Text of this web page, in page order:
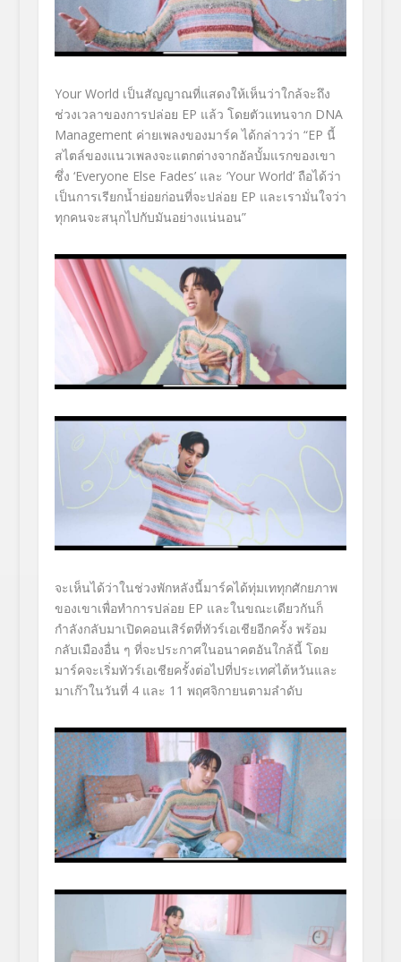
Your World เป็นสัญญาณที่แสดงให้เห็นว่าใกล้จะถึง
ช่วงเวลาของการปล่อย EP แล้ว โดยตัวแทนจาก DNA
Management ค่ายเพลงของมาร์ค ได้กล่าวว่า “EP นี้
สไตล์ของแนวเพลงจะแตกต่างจากอัลบั้มแรกของเขา
ซึ่ง ‘Everyone Else Fades’ และ ‘Your World’ ถือได้ว่า
เป็นการเรียกน้ำย่อยก่อนที่จะปล่อย EP และเรามั่นใจว่า
ทุกคนจะสนุกไปกับมันอย่างแน่นอน”
จะเห็นได้ว่าในช่วงพักหลังนี้มาร์คได้ทุ่มเททุกศักยภาพ
ของเขาเพื่อทำการปล่อย EP และในขณะเดียวกันก็
กำลังกลับมาเปิดคอนเสิร์ตที่ทัวร์เอเชียอีกครั้ง พร้อม
กลับเมืองอื่น ๆ ที่จะประกาศในอนาคตอันใกล้นี้ โดย
มาร์คจะเริ่มทัวร์เอเชียครั้งต่อไปที่ประเทศไต้หวันและ
มาเก๊าในวันที่ 4 และ 11 พฤศจิกายนตามลำดับ